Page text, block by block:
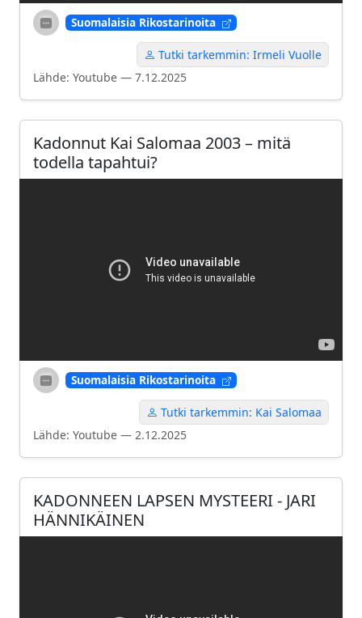
Suomalaisia Rikostarinoita
Tutki tarkemmin: Irmeli Vuolle
Lähde: Youtube — 7.12.2025
Kadonnut Kai Salomaa 2003 – mitä
todella tapahtui?
Suomalaisia Rikostarinoita
Tutki tarkemmin: Kai Salomaa
Lähde: Youtube — 2.12.2025
KADONNEEN LAPSEN MYSTEERI - JARI
HÄNNIKÄINEN